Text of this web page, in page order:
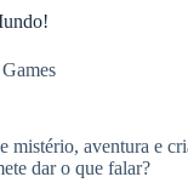
Games
aventura e
dar o que falar?